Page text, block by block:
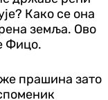
Како се она
на земља. Ово
Фицо.
прашина зато